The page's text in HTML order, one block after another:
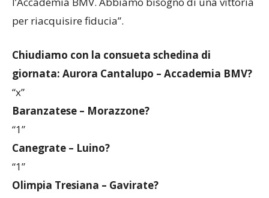
per riacquisire fiducia”.
Chiudiamo con la consueta schedina di
giornata: Aurora Cantalupo – Accademia BMV?
“x”
Baranzatese – Morazzone?
“1”
Canegrate – Luino?
“1”
Olimpia Tresiana – Gavirate?